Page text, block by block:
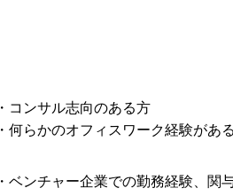
・コンサル志向のある方
・何らかのオフィスワーク経験があ
・ベンチャー企業での勤務経験、関